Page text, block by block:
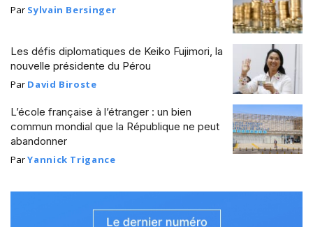
Par Sylvain Bersinger
Les défis diplomatiques de Keiko Fujimori, la
nouvelle présidente du Pérou
Par David Biroste
L’école française à l’étranger : un bien
commun mondial que la République ne peut
abandonner
ParYannick Trigance